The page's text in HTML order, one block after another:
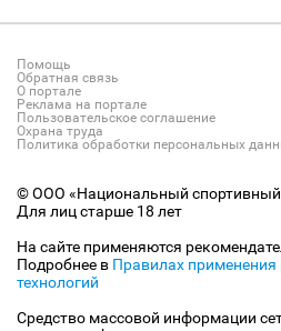
Помощь
Обратная связь
О портале
Реклама на портале
Пользовательское соглашение
Охрана труда
Политика обработки персональных
© ООО «Национальный спортивный
Для лиц старше 18 лет
На сайте применяются
Подробнее в Правилах
технологий
Средство массовой информации